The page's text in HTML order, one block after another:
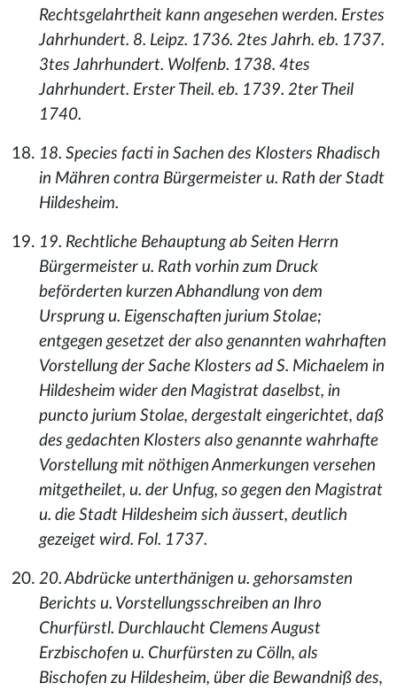
Rechtsgelahrtheit kann angesehen werden. Erstes
Jahrhundert. 8. Leipz. 1736. 2tes Jahrh. eb. 1737.
3tes Jahrhundert. Wolfenb. 1738. 4tes
Jahrhundert. Erster Theil. eb. 1739. 2ter Theil
1740.
18. Species facti in Sachen des Klosters Rhadisch
in Mähren contra Bürgermeister u. Rath der Stadt
Hildesheim.
19. Rechtliche Behauptung ab Seiten Herrn
Bürgermeister u. Rath vorhin zum Druck
beförderten kurzen Abhandlung von dem
Ursprung u. Eigenschaften jurium Stolae;
entgegen gesetzet der also genannten wahrhaften
Vorstellung der Sache Klosters ad S. Michaelem in
Hildesheim wider den Magistrat daselbst, in
puncto jurium Stolae, dergestalt eingerichtet, daß
des gedachten Klosters also genannte wahrhafte
Vorstellung mit nöthigen Anmerkungen versehen
mitgetheilet, u. der Unfug, so gegen den Magistrat
u. die Stadt Hildesheim sich äussert, deutlich
gezeiget wird. Fol. 1737.
20. Abdrücke unterthänigen u. gehorsamsten
Berichts u. Vorstellungsschreiben an Ihro
Churfürstl. Durchlaucht Clemens August
Erzbischofen u. Churfürsten zu Cölln, als
Bischofen zu Hildesheim, über die Bewandniß des,